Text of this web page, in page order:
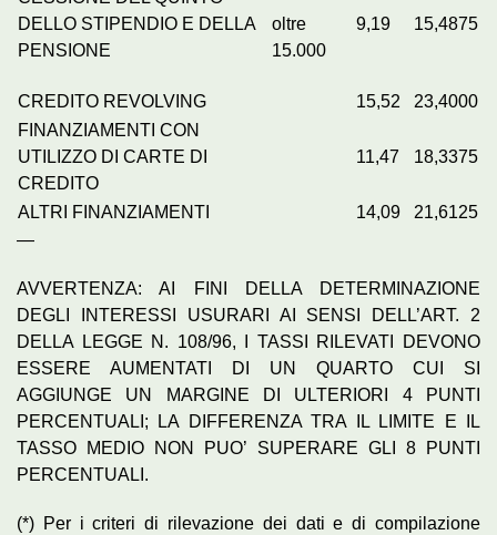
DELLO STIPENDIO E DELLA
PENSIONE
oltre
15.000
9,19 15,4875
CREDITO REVOLVING 15,52
23,4000
FINANZIAMENTI CON
UTILIZZO DI CARTE DI
CREDITO
11,47 18,3375
ALTRI FINANZIAMENTI 14,09
21,6125
—
AVVERTENZA: AI FINI DELLA DETERMINAZIONE
DEGLI INTERESSI USURARI AI SENSI DELL’ART. 2
DELLA LEGGE N. 108/96, I TASSI RILEVATI DEVONO
ESSERE AUMENTATI DI UN QUARTO CUI SI
AGGIUNGE UN MARGINE DI ULTERIORI 4 PUNTI
PERCENTUALI; LA DIFFERENZA TRA IL LIMITE E IL
TASSO MEDIO NON PUO’ SUPERARE GLI 8 PUNTI
PERCENTUALI.
(*) Per i criteri di rilevazione dei dati e di compilazione